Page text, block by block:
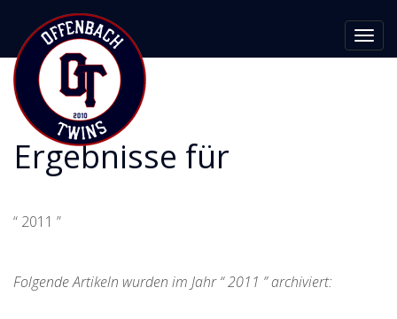
Ergebnisse für
“ 2011 ”
Folgende Artikeln wurden im Jahr “ 2011 ” archiviert: